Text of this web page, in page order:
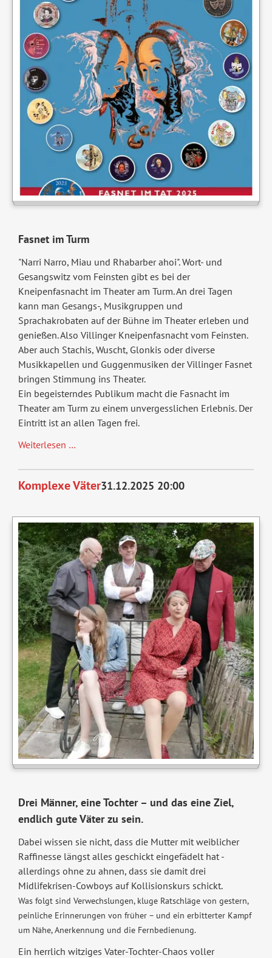
Fasnet im Turm
"Narri Narro, Miau und Rhabarber ahoi". Wort- und
Gesangswitz vom Feinsten gibt es bei der
Kneipenfasnacht im Theater am Turm. An drei Tagen
kann man Gesangs-, Musikgruppen und
Sprachakrobaten auf der Bühne im Theater erleben und
genießen. Also Villinger Kneipen­fasnacht vom Feinsten.
Aber auch Stachis, Wuscht, Glonkis oder diverse
Musikkapellen und Guggenmusiken der Villinger Fasnet
bringen Stimmung ins Theater.
Ein begeisterndes Publikum macht die Fasnacht im
Theater am Turm zu einem unvergesslichen Erlebnis. Der
Eintritt ist an allen Tagen frei.
Weiterlesen …
TaT
Komplexe Väter31.12.2025 20:00
Drei Männer, eine Tochter – und das eine Ziel,
endlich gute Väter zu sein.
Dabei wissen sie nicht, dass die Mutter mit weiblicher
Raffinesse längst alles geschickt eingefädelt hat -
allerdings ohne zu ahnen, dass sie damit drei
Midlifekrisen-Cowboys auf Kollisionskurs schickt.
Was folgt sind Verwechslungen, kluge Ratschläge von gestern,
peinliche Erinnerungen von früher – und ein erbitterter Kampf
um Nähe, Anerkennung und die Fernbedienung.
Ein herrlich witziges Vater-Tochter-Chaos voller